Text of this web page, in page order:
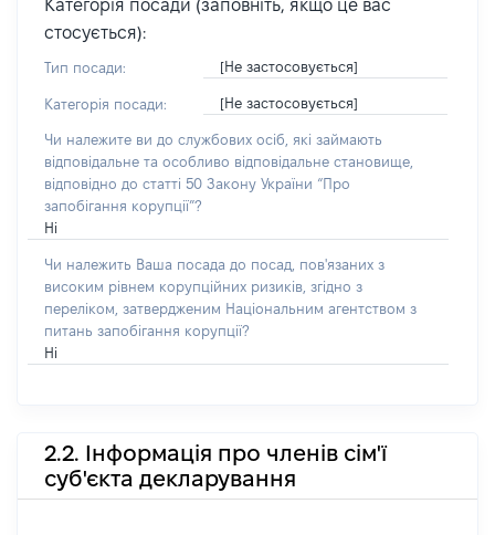
Категорія посади (заповніть, якщо це вас
стосується):
Тип посади: [Не застосовується]
Категорія посади: [Не застосовується]
Чи належите ви до службових осіб, які займають
відповідальне та особливо відповідальне становище,
відповідно до статті 50 Закону України “Про
запобігання корупції”?
Ні
Чи належить Ваша посада до посад, пов'язаних з
високим рівнем корупційних ризиків, згідно з
переліком, затвердженим Національним агентством з
питань запобігання корупції?
Ні
2.2. Інформація про членів сім'ї
суб'єкта декларування